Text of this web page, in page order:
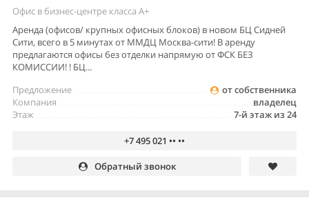
Офис в бизнес-центре класса A+
Аренда (офисов/ крупных офисных блоков) в новом БЦ Сидней
Сити, всего в 5 минутах от ММДЦ Москва-сити! В аренду
предлагаются офисы без отделки напрямую от ФСК БЕЗ
КОМИССИИ! ! БЦ...
от собственника
Предложение
владелец
Компания
7-й этаж из 24
Этаж
+7 495 021 •• ••
Обратный звонок